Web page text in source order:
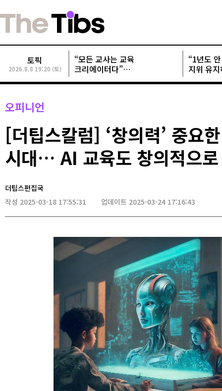
토픽
2026.8.8 19:20 (토)
“모든 교사는 교육
크리에이터다”
“1년도
지위 유
오피니언
[더팁스칼럼] ‘창의력’ 중요
시대… AI 교육도 창의적으
더팁스편집국
작성 2025-03-18 17:55:31
업데이트 2025-03-24 17:16:43